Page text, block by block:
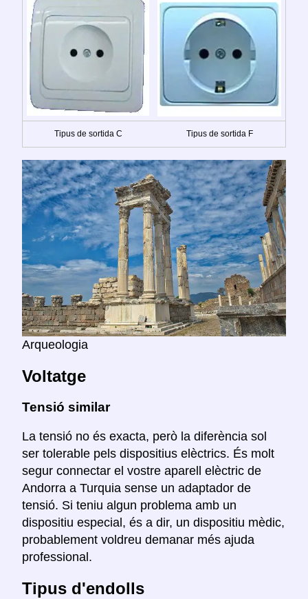
Tipus de sortida C Tipus de sortida F
Arqueologia
Voltatge
Tensió similar
La tensió no és exacta, però la diferència sol
ser tolerable pels dispositius elèctrics. És molt
segur connectar el vostre aparell elèctric de
Andorra a Turquia sense un adaptador de
tensió. Si teniu algun problema amb un
dispositiu especial, és a dir, un dispositiu mèdic,
probablement voldreu demanar més ajuda
professional.
Tipus d'endolls